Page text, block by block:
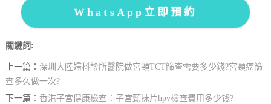
WhatsApp立即預約
關鍵詞:
上一篇： 深圳大陸婦科診所醫院做宮頸TCT篩查需要多少錢?宮頸癌篩
查多久做一次?
下一篇： 香港子宮健康檢查：子宮頸抹片hpv檢查費用多少钱?